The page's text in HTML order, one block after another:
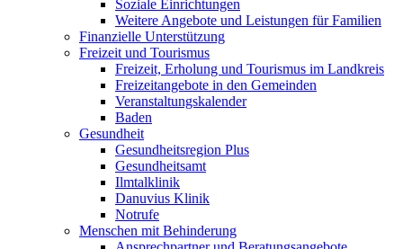
Soziale Einrichtungen
Weitere Angebote und Leistungen für Familien
Finanzielle Unterstützung
Freizeit und Tourismus
Freizeit, Erholung und Tourismus im Landkreis
Freizeitangebote in den Gemeinden
Veranstaltungskalender
Baden
Gesundheit
Gesundheitsregion Plus
Gesundheitsamt
Ilmtalklinik
Danuvius Klinik
Notrufe
Menschen mit Behinderung